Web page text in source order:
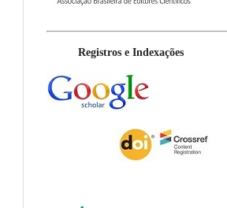
Registros e Indexações